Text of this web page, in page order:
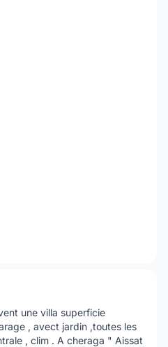
une villa superficie
, avect jardin ,toutes les
, clim . A cheraga " Aissat